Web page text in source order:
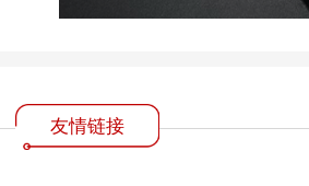
友情链接